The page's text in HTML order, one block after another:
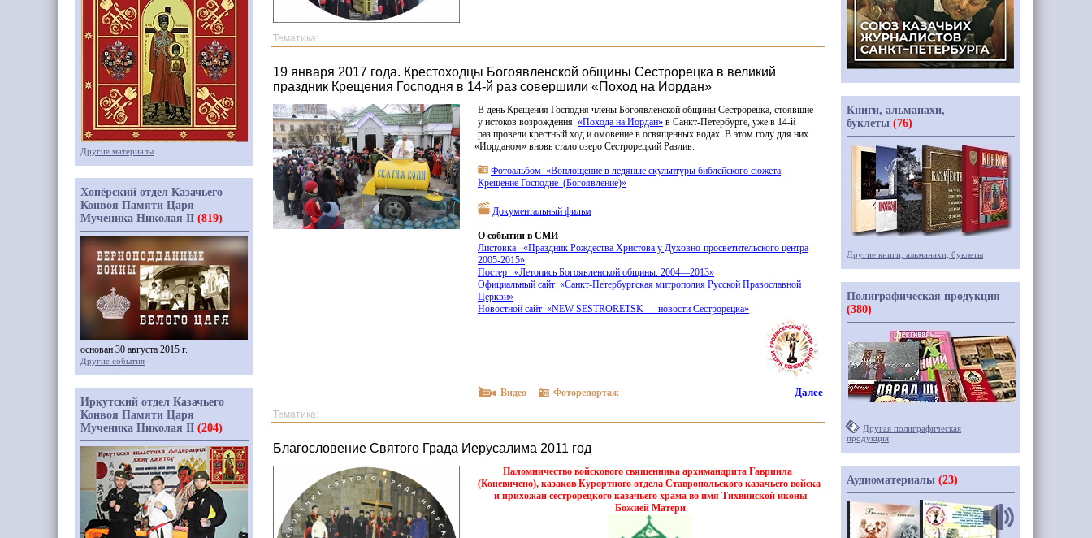
Тематика:
19 января 2017 года. Крестоходцы Богоявленской общины Сестрорецка в великий
праздник Крещения Господня в 14-й раз совершили «Поход на Иордан»
В день Крещения Господня члены Богоявленской общины Сестрорецка, стоявшие
у истоков возрождения «Похода на Иордан» в Санкт-Петербурге, уже в 14-й
раз провели крестный ход и омовение в освященных водах. В этом году для них
«Иорданом» вновь стало озеро Сестрорецкий Разлив.
Фотоальбом «Воплощение в ледяные скульптуры библейского сюжета
Крещение Господне (Богоявление)»
Документальный фильм
О событии в СМИ
Листовка
«Праздник Рождества Христова у Духовно-просветительского центра
2005-2015»
Постер
«Летопись Богоявленской общины. 2004—2013»
Официальный сайт «Санкт-Петербургская митрополия Русской Православной
Церкви»
Новостной сайт «NEWSESTRORETSK — новости Сестрорецка»
Далее
Видео
Фоторепортаж
Тематика:
Благословение Святого Града Иерусалима 2011 год
Паломничество войскового священника архимандрита Гавриила
(Коневичено), казаков Курортного отдела Ставропольского казачьего войска
и прихожан сестрорецкого казачьего храма во имя Тихвинской иконы
Божией Матери
Другие материалы
Хопёрский отдел Казачьего
Конвоя Памяти Царя
Мученика Николая II (819)
основан 30 августа 2015 г.
Другие события
Иркутский отдел Казачьего
Конвоя Памяти Царя
Мученика Николая II (204)
Книги, альманахи,
буклеты (76)
Другие книги, альманахи, буклеты
Полиграфическая продукция
(380)
Другая полиграфическая
продукция
Аудиоматериалы (23)